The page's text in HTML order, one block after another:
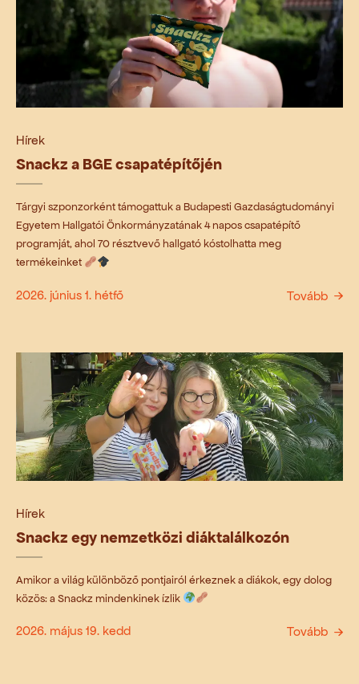
Hírek
Snackz a BGE csapatépítőjén
Tárgyi szponzorként támogattuk a Budapesti Gazdaságtudományi
Egyetem Hallgatói Önkormányzatának 4 napos csapatépítő
programját, ahol 70 résztvevő hallgató kóstolhatta meg
termékeinket
2026. június 1. hétfő Tovább
Hírek
Snackz egy nemzetközi diáktalálkozón
Amikor a világ különböző pontjairól érkeznek a diákok, egy dolog
közös: a Snackz mindenkinek ízlik
2026. május 19. kedd Tovább